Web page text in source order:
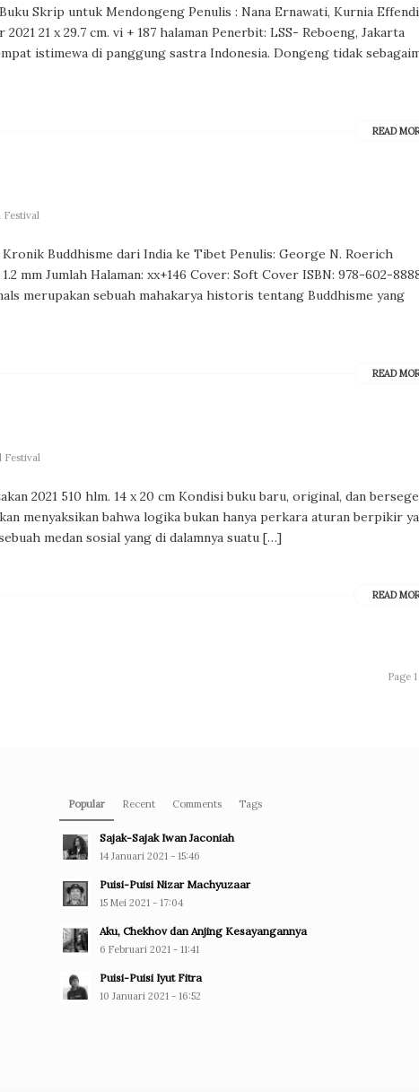
Skrip untuk Mendongeng Penulis : Nana Ernawati, Kurnia
21 x 29.7 cm. vi + 187 halaman Penerbit: LSS- Reboeng, Jakarta
istimewa di panggung sastra Indonesia. Dongeng tidak
READ
Buddhisme dari India ke Tibet Penulis: George N. Roerich
mm Jumlah Halaman: xx+146 Cover: Soft Cover ISBN: 978-602-
merupakan sebuah mahakarya historis tentang Buddhisme yang
READ
Festival
2021 510 hlm. 14 x 20 cm Kondisi buku baru, original, dan
menyaksikan bahwa logika bukan hanya perkara aturan berpikir
medan sosial yang di dalamnya suatu […]
READ
Page
Popular Recent Comments Tags
Sajak-Sajak Iwan Jaconiah
14 Januari 2021 - 15:46
Puisi-Puisi Nizar Machyuzaar
15 Mei 2021 - 17:04
Aku, Chekhov dan Anjing Kesayangannya
6 Februari 2021 - 11:41
Puisi-Puisi Iyut Fitra
10 Januari 2021 - 16:52